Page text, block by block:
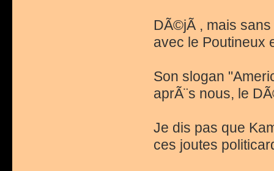
DÃ©jÃ , mais
avec le Poutineux
Son slogan
aprÃ¨s nous, le
Je dis pas que
ces joutes